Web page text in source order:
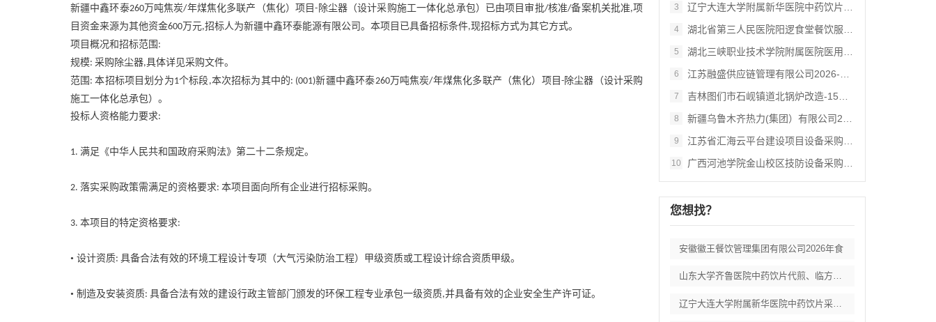
新疆中鑫环泰260万吨焦炭/年煤焦化多联产（焦化）项目- 除尘器（设计采购施工一体化总承包）已由项目审批/核准/备案机关批准,项
目资金来源为其他资金600万元,招标人为新疆中鑫环泰能源有限公司。本项目已具备招标条件,现招标方式为其它方式。
项目概况和招标范围 :
规模: 采购除尘器,具体详见采购文件。
范围 :本招标项目划分为1个标段,本次招标为其中的: (001)新疆中鑫环泰260万吨焦炭/年煤焦化多联产（焦化）项目 -除尘器（设计采购
施工一体化总承包）。
投标人资格能力要求:
1. 满足《中华人民共和国政府采购法》第二十二条规定。
2. 落实采购政策需满足的资格要求: 本项目面向所有企业进行招标采购。
3. 本项目的特定资格要求:
• 设计资质: 具备合法有效的环境工程设计专项（大气污染防治工程）甲级资质或工程设计综合资质甲级。
• 制造及安装资质: 具备合法有效的建设行政主管部门颁发的环保工程专业承包一级资质,并具备有效的企业安全生产许可证。
3
辽宁大连大学附属新华医院中药饮片采购项目
4 湖北省第三人民医院阳逻食堂餐饮服务招标公
5 湖北三峡职业技术学院附属医院医用耗材供应
6 江苏融盛供应链管理有限公司2026‑3期
7 吉林图们市石岘镇道北锅炉改造‑15吨生物
8 新疆乌鲁木齐热力(集团）有限公司2026
9 江苏省汇海云平台建设项目设备采购及相关服
10 广西河池学院金山校区技防设备采购 (KW
您想找？
安徽徽王餐饮管理集团有限公司2026年食
山东大学齐鲁医院中药饮片代煎、临方加工服